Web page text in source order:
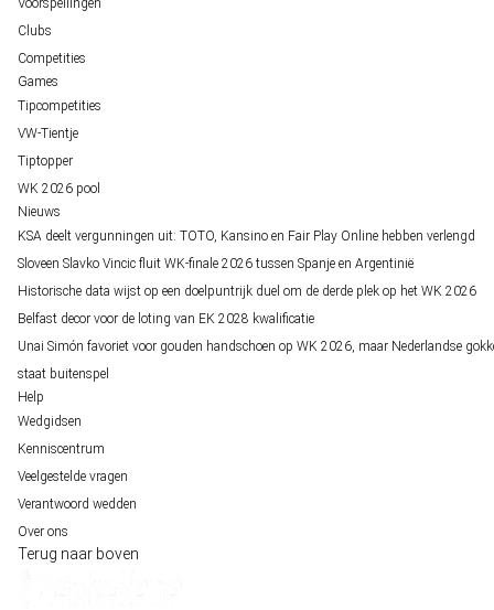
Clubs
Competities
Games
Tipcompetities
VW-Tientje
Tiptopper
WK 2026 pool
Nieuws
KSA deelt vergunningen uit: TOTO, Kansino en Fair Play Online hebben verlengd
Sloveen Slavko Vincic fluit WK-finale 2026 tussen Spanje en Argentinië
Historische data wijst op een doelpuntrijk duel om de derde plek op het WK 2026
Belfast decor voor de loting van EK 2028 kwalificatie
Unai Simón favoriet voor gouden handschoen op WK 2026, maar Nederlandse
staat buitenspel
Help
Wedgidsen
Kenniscentrum
Veelgestelde vragen
Verantwoord wedden
Over ons
Terug naar boven